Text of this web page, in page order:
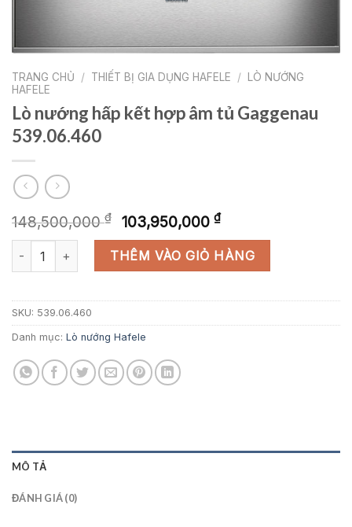
TRANG CHỦ / THIẾT BỊ GIA DỤNG HAFELE /
LÒ NƯỚNG
HAFELE
Lò nướng hấp kết hợp âm tủ Gaggenau
539.06.460
148,500,000₫
Giá
gốc
là:
148,500,000 ₫.
103,950,000 ₫Giá
hiện
tại
là:
103,950,000 ₫.
Lò nướng hấp kết hợp âm tủ Gaggenau 539.06.460 số lượng
THÊM VÀO GIỎ HÀNG
SKU: 539.06.460
Danh mục: Lò nướng Hafele
MÔ TẢ
ĐÁNH GIÁ (0)